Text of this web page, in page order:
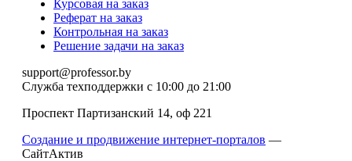
Курсовая на заказ
Реферат на заказ
Контрольная на заказ
Решение задачи на заказ
support@professor.by
Служба техподдержки с 10:00 до 21:00
Проспект Партизанский 14, оф 221
Создание и продвижение интернет-порталов —
СайтАктив